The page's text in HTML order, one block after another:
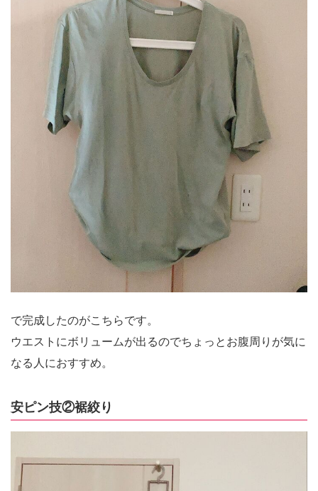
で完成したのがこちらです。
ウエストにボリュームが出るのでちょっとお腹周りが気に
なる人におすすめ。
安ピン技②裾絞り